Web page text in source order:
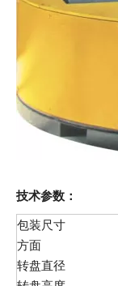
技术参数：
包装尺寸
方面
转盘直径